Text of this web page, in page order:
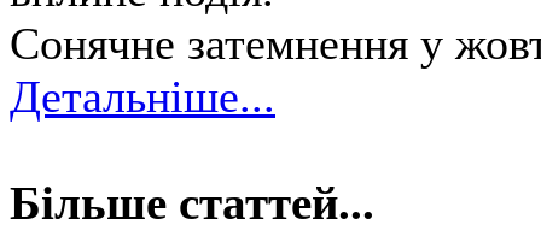
Сонячне затемнення у
Детальніше...
Більше статтей...